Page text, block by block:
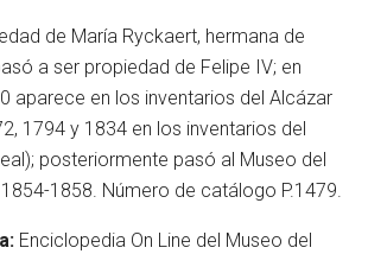
de María Ryckaert, hermana de
a ser propiedad de Felipe IV; en
aparece en los inventarios del Alcázar
1794 y 1834 en los inventarios del
posteriormente pasó al Museo del
1858. Número de catálogo P.1479.
Enciclopedia On Line del Museo del